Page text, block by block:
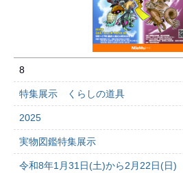
8
特集展示 くらしの道具
2025
実物図鑑特集展示
令和8年1月31日(土)から2月22日(日)